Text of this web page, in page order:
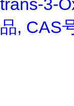
trans-3-
品, CAS